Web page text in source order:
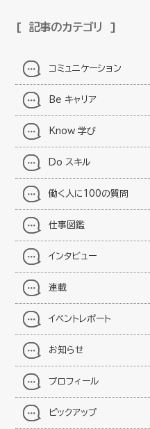
記事のカテゴリ
コミュニケーション
Be キャリア
Know 学び
Do スキル
働く人に100の質問
仕事図鑑
インタビュー
連載
イベントレポート
お知らせ
プロフィール
ピックアップ